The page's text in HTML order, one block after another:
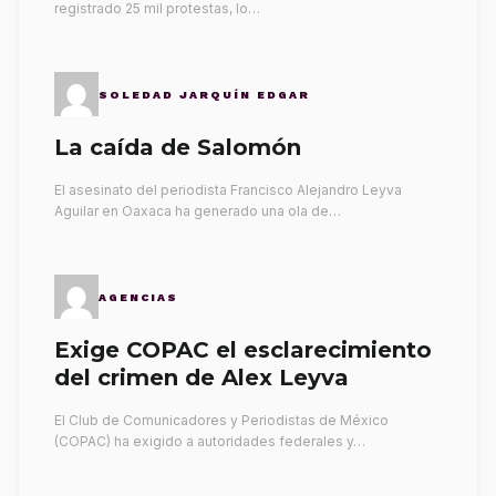
registrado 25 mil protestas, lo…
SOLEDAD JARQUÍN EDGAR
La caída de Salomón
El asesinato del periodista Francisco Alejandro Leyva
Aguilar en Oaxaca ha generado una ola de…
AGENCIAS
Exige COPAC el esclarecimiento
del crimen de Alex Leyva
El Club de Comunicadores y Periodistas de México
(COPAC) ha exigido a autoridades federales y…